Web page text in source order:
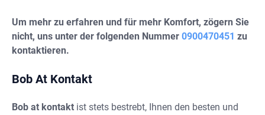
Um mehr zu erfahren und für mehr Komfort, zögern Sie
nicht, uns unter der folgenden Nummer 0900470451 zu
kontaktieren.
Bob At Kontakt
Bob at kontakt ist stets bestrebt, Ihnen den besten und